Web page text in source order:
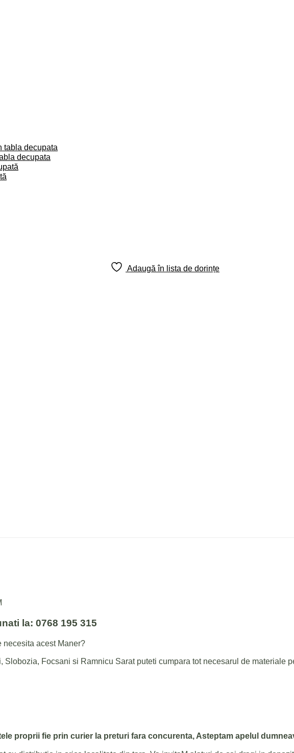
tabla decupata
decupata
Adaugă în lista de dorințe
la: 0768 195 315
necesita acest Maner?
Focsani si Ramnicu Sarat puteti cumpara tot necesarul de materiale
proprii fie prin curier la preturi fara concurenta, Asteptam apelul